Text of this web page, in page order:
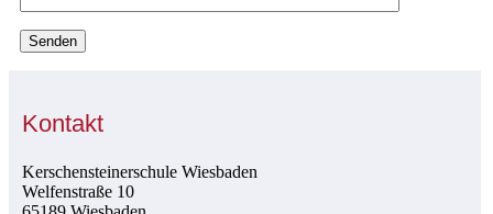
Kontakt
Kerschensteinerschule Wiesbaden
Welfenstraße 10